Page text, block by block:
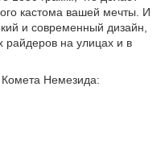
кастома вашей мечты. И
и современный дизайн,
райдеров на улицах и в
Комета Немезида: